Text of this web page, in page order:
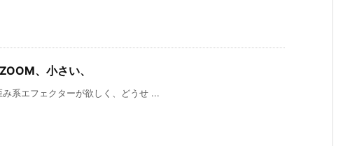
、小さい、
系エフェクターが欲しく、どうせ ...